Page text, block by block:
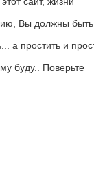
Вы должны быть
а простить и
буду.. Поверьте